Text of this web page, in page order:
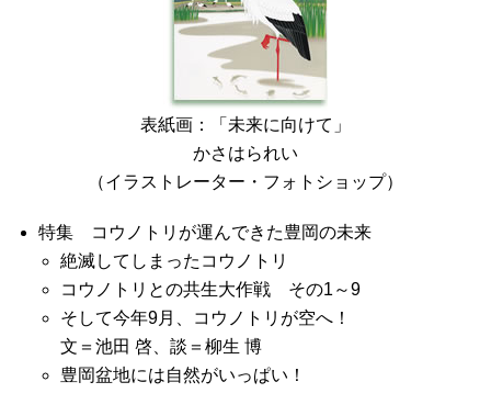
表紙画：「未来に向けて」
かさはられい
（イラストレーター・フォトショップ）
特集 コウノトリが運んできた豊岡の未来
絶滅してしまったコウノトリ
コウノトリとの共生大作戦 その1～9
そして今年9月、コウノトリが空へ！
文＝池田 啓、談＝柳生 博
豊岡盆地には自然がいっぱい！